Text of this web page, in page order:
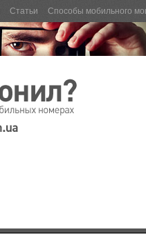
Статьи Способы мобильного